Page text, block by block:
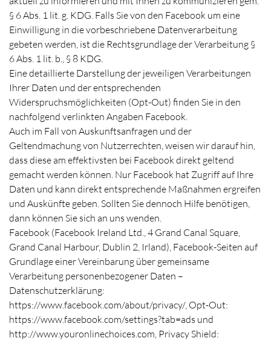
§ 6 Abs. 1 lit. g. KDG. Falls Sie von den Facebook um eine
Einwilligung in die vorbeschriebene Datenverarbeitung
gebeten werden, ist die Rechtsgrundlage der Verarbeitung §
6 Abs. 1 lit. b., § 8 KDG.
Eine detaillierte Darstellung der jeweiligen Verarbeitungen
Ihrer Daten und der entsprechenden
Widerspruchsmöglichkeiten (Opt-Out) finden Sie in den
nachfolgend verlinkten Angaben Facebook.
Auch im Fall von Auskunftsanfragen und der
Geltendmachung von Nutzerrechten, weisen wir darauf hin,
dass diese am effektivsten bei Facebook direkt geltend
gemacht werden können. Nur Facebook hat Zugriff auf Ihre
Daten und kann direkt entsprechende Maßnahmen ergreifen
und Auskünfte geben. Sollten Sie dennoch Hilfe benötigen,
dann können Sie sich an uns wenden.
Facebook (Facebook Ireland Ltd., 4 Grand Canal Square,
Grand Canal Harbour, Dublin 2, Irland), Facebook-Seiten auf
Grundlage einer Vereinbarung über gemeinsame
Verarbeitung personenbezogener Daten –
Datenschutzerklärung:
https://www.facebook.com/about/privacy/, Opt-Out:
https://www.facebook.com/settings?tab=ads und
http://www.youronlinechoices.com, Privacy Shield: